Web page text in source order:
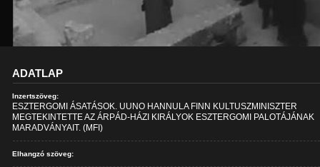
ADATLAP
Inzertszöveg:
ESZTERGOMI ÁSATÁSOK. UUNO HANNULA FINN KULTUSZMINISZTER
MEGTEKINTETTE AZ ÁRPÁD-HÁZI KIRÁLYOK ESZTERGOMI PALOTÁJÁNAK
MARADVÁNYAIT. (MFI)
Elhangzó szöveg: